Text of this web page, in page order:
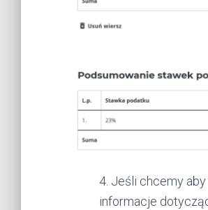
4. Jeśli chcemy
informacje